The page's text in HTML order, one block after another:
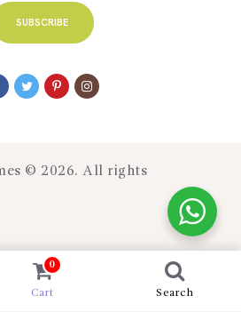
© 2026. All rights
0
Cart Search